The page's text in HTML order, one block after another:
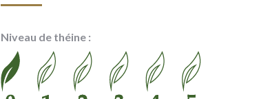
7.65 €
27.55 €
Niveau de théine :